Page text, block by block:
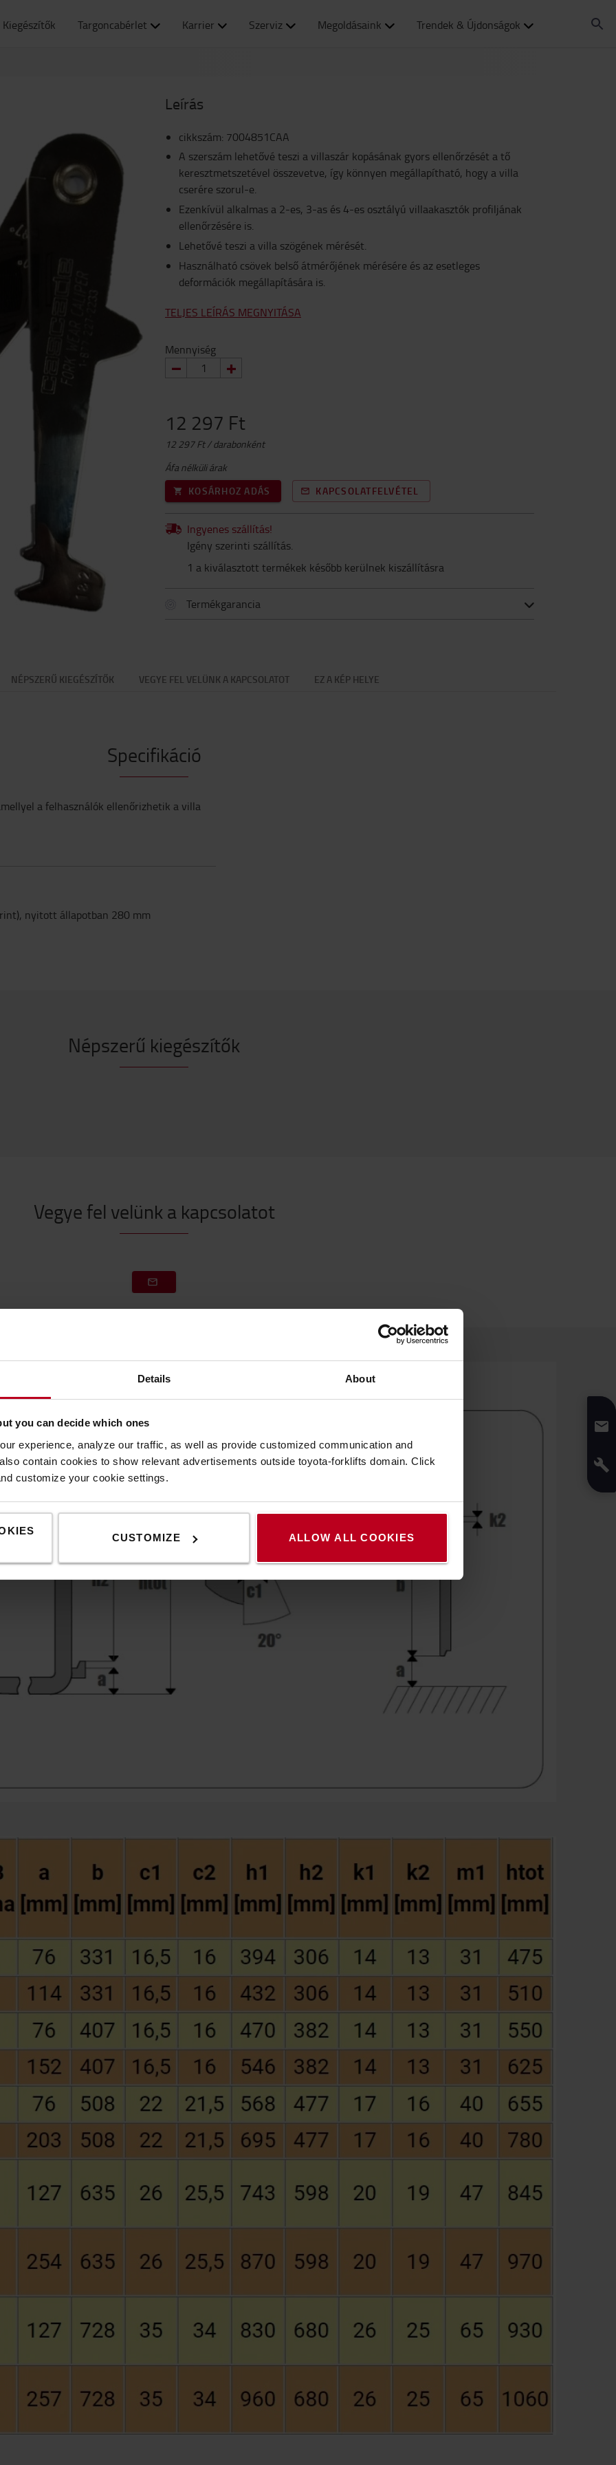
Details About
you can decide which ones
experience, analyze our traffic, as well as provide customized communication and
contain cookies to show relevant advertisements outside toyota-forklifts domain. Click
customize your cookie settings.
CUSTOMIZE ALLOW ALL COOKIES
Kiegészítők Targoncabérlet Karrier Szerviz Megoldásaink Trendek & Újdonságok
Leírás
cikkszám: 7004851CAA
A szerszám lehetővé teszi a villaszár kopásának gyors ellenőrzését a tő
keresztmetszetével összevetve, így könnyen megállapítható, hogy a villa
cserére szorul-e.
Ezenkívül alkalmas a 2-es, 3-as és 4-es osztályú villaakasztók profiljának
ellenőrzésére is.
Lehetővé teszi a villa szögének mérését.
Használható csövek belső átmérőjének mérésére és az esetleges
deformációk megállapítására is.
TELJES LEÍRÁS MEGNYITÁSA
Mennyiség
12 297 Ft
12 297 Ft / darabonként
Áfa nélküli árak
KOSÁRHOZ ADÁS
KAPCSOLATFELVÉTEL
Ingyenes szállítás!
Igény szerinti szállítás.
1 a kiválasztott termékek később kerülnek kiszállításra
Termékgarancia
NÉPSZERŰ KIEGÉSZÍTŐK VEGYE FEL VELÜNK A KAPCSOLATOT EZ A KÉP HELYE
Specifikáció
a felhasználók ellenőrizhetik a villa
nyitott állapotban 280 mm
Népszerű kiegészítők
Vegye fel velünk a kapcsolatot